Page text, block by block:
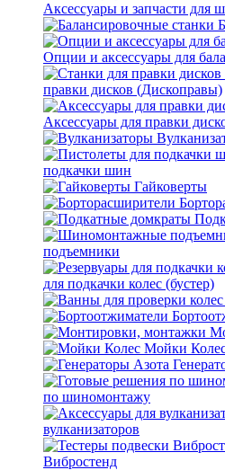
Аксессуары и запчасти для
Опции и аксессуары для
правки дисков (Дископравы)
Аксессуары для правки
подкачки шин
Гайковерты
подъемники
для подкачки колес (бустер)
Мойки
по шиномонтажу
вулканизаторов
Вибростенд